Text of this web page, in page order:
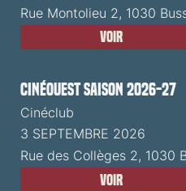
Rue Montolieu 2, 1030
Voir
CinéOuest Saison 2026-27
Cinéclub
3 SEPTEMBRE 2026
Rue des Collèges 2, 1030
Voir